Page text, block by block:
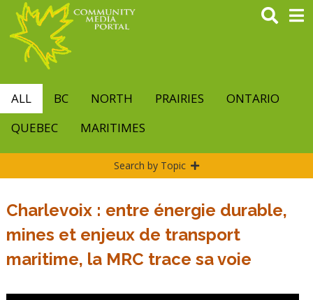
main
content
ALL BC NORTH PRAIRIES
ONTARIO
QUEBEC
MARITIMES
Search by Topic
Charlevoix : entre énergie durable,
mines et enjeux de transport
maritime, la MRC trace sa voie